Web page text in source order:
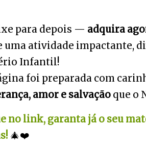
para depois — adquira
uma atividade impactante,
Infantil!
gina foi preparada com
amor e salvaçãoque o
no link, garanta já o seu
🎄❤